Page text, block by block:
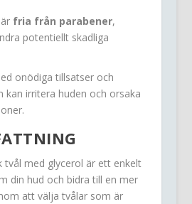
fria från parabener,
potentiellt skadliga
onödiga tillsatser och
kan irritera huden och orsaka
tvål med glycerol är ett enkelt
din hud och bidra till en mer
att välja tvålar som är